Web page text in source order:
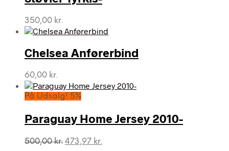
350,00 kr.
Chelsea Anførerbind
60,00 kr.
På Udsalg! 5%
Paraguay Home Jersey 2010-
500,00kr. Den
473,97 kr.